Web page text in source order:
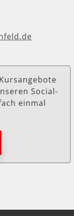
Social-
einmal